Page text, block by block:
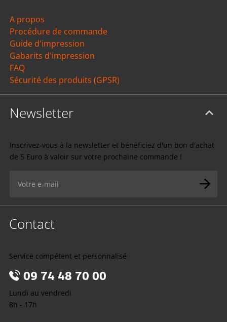
A propos
Procédure de commande
Guide d'impression
Gabarits d'impression
FAQ
Sécurité des produits (GPSR)
Newsletter
Inscrivez-vous à la newsletter et bénéficiez d'un bon d'achat
de 5 Euro à valoir sur votre prochaine commande !
Contact
Service compétent et personnalisé
09 74 48 70 00
Lundi au vendredi
8h - 17h